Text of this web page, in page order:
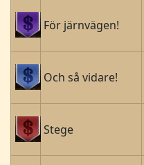
För järnvägen!
Och så vidare!
Stege